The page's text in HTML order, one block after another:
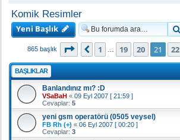
Komik Resimler
Yeni Başlık
865 başlık 21 . sayfa (Toplam44 sayfa)
Önceki
1 19 20 21 22
BAŞLIKLAR
Banlandınız mı? :D
VSaBaH « 09 Eyl 2007 [ 21:59 ]
Cevaplar: 5
yeni gsm operatörü (0505 veysel)
FB Rh (+) « 06 Eyl 2007 [ 00:20 ]
Cevaplar: 3